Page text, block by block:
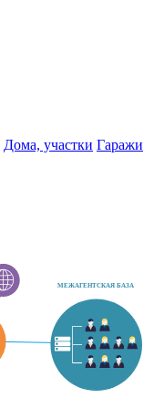
Дома, участки Гаражи